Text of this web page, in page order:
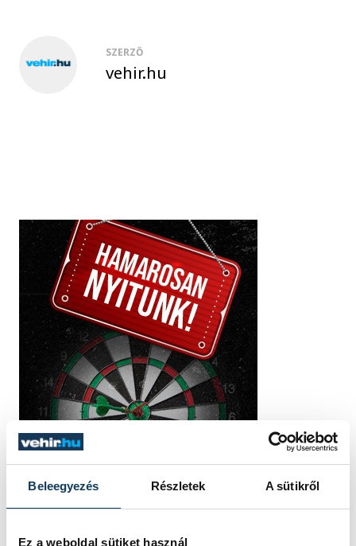
Beleegyezés Részletek A sütikről
Ez a weboldal sütiket használ
SZERZŐ
vehir.hu